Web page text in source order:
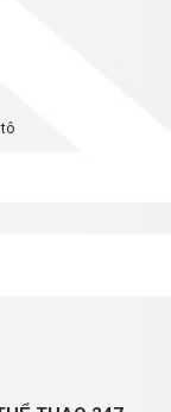
hành
xuất hiện trong
Thúy